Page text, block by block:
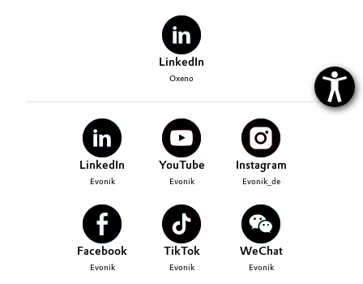
LinkedIn
Oxeno
LinkedIn
Evonik
YouTube
Evonik
Instagram
Evonik_de
Facebook
Evonik
TikTok
Evonik
WeChat
Evonik